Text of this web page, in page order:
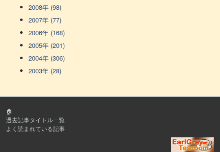
2008年 (98)
2007年 (77)
2006年 (168)
2005年 (201)
2004年 (306)
2003年 (28)
🏠
過去記事タイトル一覧
よく読まれている記事